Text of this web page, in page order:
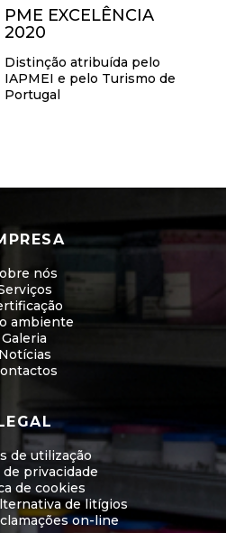
PME EXCELÊNCIA
2020
Distinção atribuída pelo
IAPMEI e pelo Turismo de
Portugal
nós
ambiente
Galeria
Notícias
de utilização
privacidade
de cookies
de litígios
on-line